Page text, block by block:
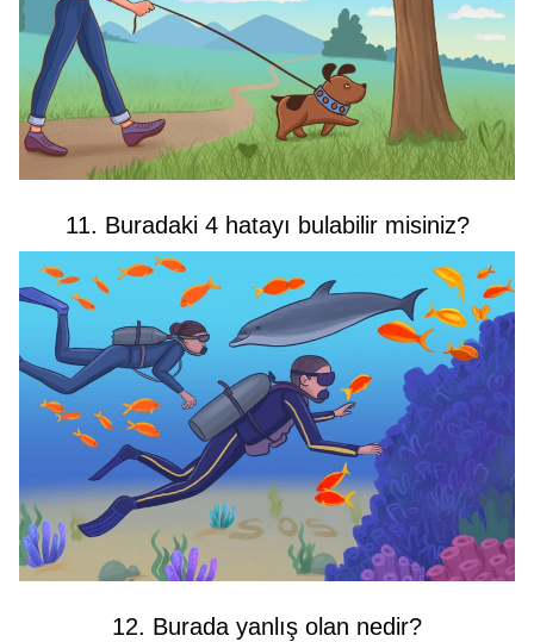
11. Buradaki 4 hatayı bulabilir misiniz?
12. Burada yanlış olan nedir?